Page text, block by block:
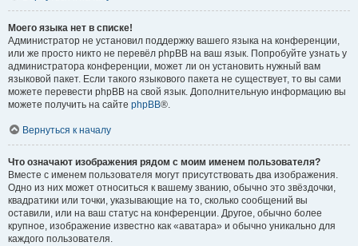
Моего языка нет в списке!
Администратор не установил поддержку вашего языка на конференции,
или же просто никто не перевёл phpBB на ваш язык. Попробуйте узнать у
администратора конференции, может ли он установить нужный вам
языковой пакет. Если такого языкового пакета не существует, то вы сами
можете перевести phpBB на свой язык. Дополнительную информацию вы
можете получить на сайте phpBB®.
Вернуться к началу
Что означают изображения рядом с моим именем пользователя?
Вместе с именем пользователя могут присутствовать два изображения.
Одно из них может относиться к вашему званию, обычно это звёздочки,
квадратики или точки, указывающие на то, сколько сообщений вы
оставили, или на ваш статус на конференции. Другое, обычно более
крупное, изображение известно как «аватара» и обычно уникально для
каждого пользователя.